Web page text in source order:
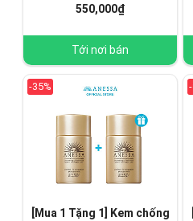
550,000₫
Tới nơi bán
-35%
[Mua 1 Tặng 1] Kem chống